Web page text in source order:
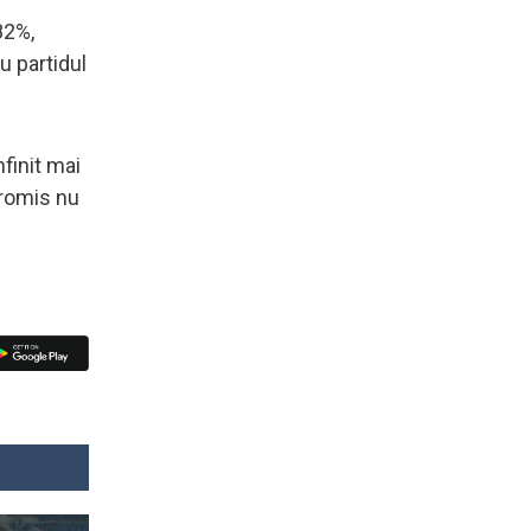
partidul
mai
nu